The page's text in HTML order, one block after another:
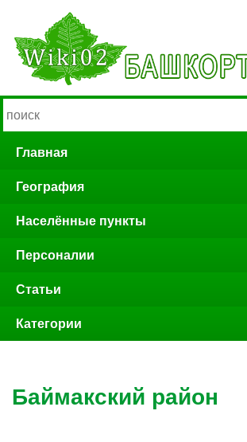
Главная
География
Населённые пункты
Персоналии
Статьи
Категории
Баймакский район